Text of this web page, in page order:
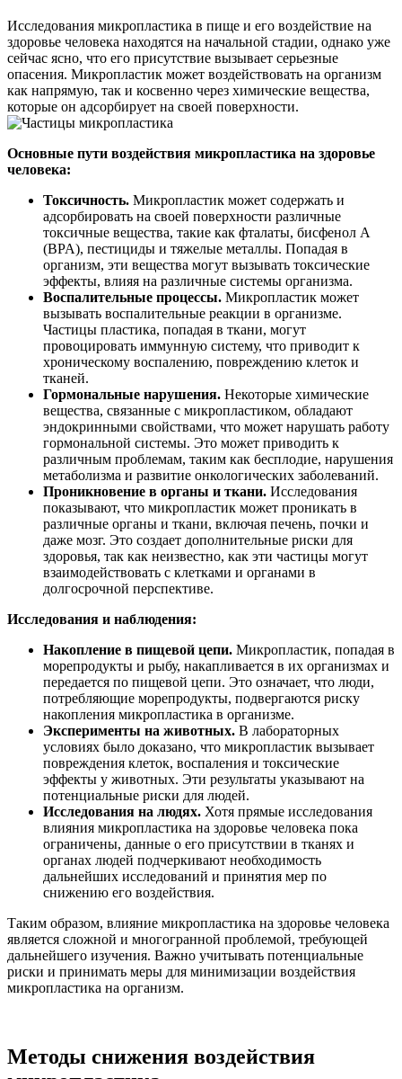
Исследования микропластика в пище и его воздействие на
здоровье человека находятся на начальной стадии, однако уже
сейчас ясно, что его присутствие вызывает серьезные
опасения. Микропластик может воздействовать на организм
как напрямую, так и косвенно через химические вещества,
которые он адсорбирует на своей поверхности.
Основные пути воздействия микропластика на здоровье
человека:
Токсичность. Микропластик может содержать и
адсорбировать на своей поверхности различные
токсичные вещества, такие как фталаты, бисфенол А
(BPA), пестициды и тяжелые металлы. Попадая в
организм, эти вещества могут вызывать токсические
эффекты, влияя на различные системы организма.
Воспалительные процессы. Микропластик может
вызывать воспалительные реакции в организме.
Частицы пластика, попадая в ткани, могут
провоцировать иммунную систему, что приводит к
хроническому воспалению, повреждению клеток и
тканей.
Гормональные нарушения. Некоторые химические
вещества, связанные с микропластиком, обладают
эндокринными свойствами, что может нарушать работу
гормональной системы. Это может приводить к
различным проблемам, таким как бесплодие, нарушения
метаболизма и развитие онкологических заболеваний.
Проникновение в органы и ткани. Исследования
показывают, что микропластик может проникать в
различные органы и ткани, включая печень, почки и
даже мозг. Это создает дополнительные риски для
здоровья, так как неизвестно, как эти частицы могут
взаимодействовать с клетками и органами в
долгосрочной перспективе.
Исследования и наблюдения:
Накопление в пищевой цепи. Микропластик, попадая в
морепродукты и рыбу, накапливается в их организмах и
передается по пищевой цепи. Это означает, что люди,
потребляющие морепродукты, подвергаются риску
накопления микропластика в организме.
Эксперименты на животных. В лабораторных
условиях было доказано, что микропластик вызывает
повреждения клеток, воспаления и токсические
эффекты у животных. Эти результаты указывают на
потенциальные риски для людей.
Исследования на людях. Хотя прямые исследования
влияния микропластика на здоровье человека пока
ограничены, данные о его присутствии в тканях и
органах людей подчеркивают необходимость
дальнейших исследований и принятия мер по
снижению его воздействия.
Таким образом, влияние микропластика на здоровье человека
является сложной и многогранной проблемой, требующей
дальнейшего изучения. Важно учитывать потенциальные
риски и принимать меры для минимизации воздействия
микропластика на организм.
Методы снижения воздействия